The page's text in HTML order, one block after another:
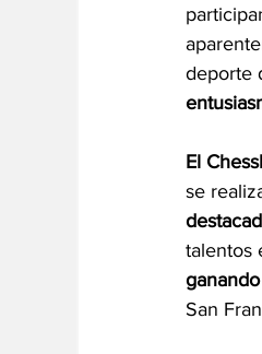
deporte
El
se
talentos
San